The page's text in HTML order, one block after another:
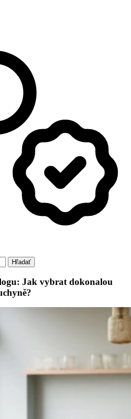
Hľadať
Jak vybrat dokonalou